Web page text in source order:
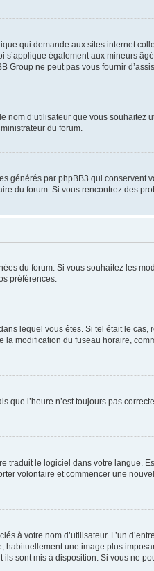
qui demande aux sites internet
également aux mineurs
ne peut pas vous fournir
nom d’utilisateur que vous
du forum.
générés par phpBB3 qui
du forum. Si vous rencontrez des
du forum. Si vous souhaitez les
préférences.
lequel vous êtes. Si tel était le
modification du fuseau horaire,
que l’heure n’est toujours pas
traduit le logiciel dans votre
volontaire et commencer une
à votre nom d’utilisateur. L’un
une image plus
sont mis à disposition. Si vous ne